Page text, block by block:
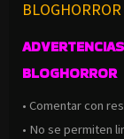
BLOGHORROR
BLOGHORROR
• Comentar con
• No se permiten